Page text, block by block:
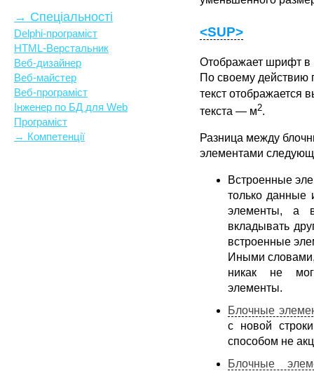
→ Спеціальності
Delphi-програміст
HTML-Верстальник
Веб-дизайнер
Веб-майстер
Веб-програміст
Інженер по БД для Web
Програміст
→ Компетенції
<SUP>
Отображает шрифт в
По своему действию
текст отображается
текста — м2.
Разница между
элементами
Встроенные
только данные
элементы, а
вкладывать
встроенные
Иными
никак не
элементы.
Блочные
с новой
способом не
Блочные